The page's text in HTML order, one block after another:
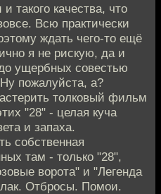
такого качества, что
Всю практически
ждать чего-то ещё
я не рискую, да и
ущербных совестью
пожалуйста, а?
толковый фильм
"28" - целая куча
и запаха.
собственная
там - только "28",
ворота" и "Легенда
Отбросы. Помои.